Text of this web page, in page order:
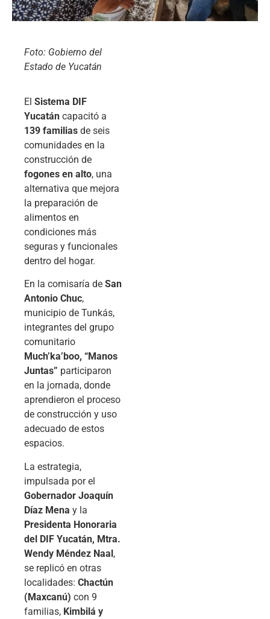
Foto: Gobierno del
Estado de Yucatán
El Sistema DIF
Yucatán capacitó a
139 familias de seis
comunidades en la
construcción de
fogones en alto, una
alternativa que mejora
la preparación de
alimentos en
condiciones más
seguras y funcionales
dentro del hogar.
En la comisaría de San
Antonio Chuc,
municipio de Tunkás,
integrantes del grupo
comunitario
Much’ka’boo, “Manos
Juntas” participaron
en la jornada, donde
aprendieron el proceso
de construcción y uso
adecuado de estos
espacios.
La estrategia,
impulsada por el
Gobernador Joaquín
Díaz Mena y la
Presidenta Honoraria
del DIF Yucatán, Mtra.
Wendy Méndez Naal,
se replicó en otras
localidades: Chactún
(Maxcanú) con 9
familias, Kimbilá y